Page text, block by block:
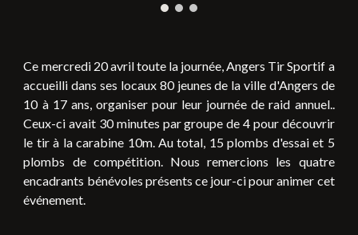
Ce mercredi 20 avril toute la journée, Angers Tir Sportif a
accueilli dans ses locaux 80 jeunes de la ville d'Angers de
10 à 17 ans, organiser pour leur journée de raid annuel..
Ceux-ci avait 30 minutes par groupe de 4 pour découvrir
le tir à la carabine 10m. Au total, 15 plombs d'essai et 5
plombs de compétition. Nous remercions les quatre
encadrants bénévoles présents ce jour-ci pour animer cet
événement.